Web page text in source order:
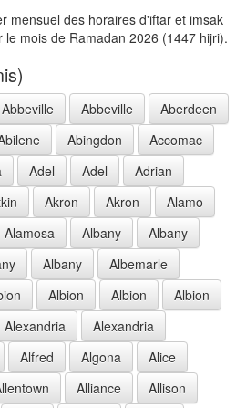
mensuel des horaires d'iftar et imsak
mois de Ramadan 2026 (1447 hijri).
Abbeville Abbeville
Aberdeen
Abingdon
Accomac
Adel Adel
Adrian
Akron Akron
Alamo
Alamosa Albany
Albany
Albany
Albemarle
Albion Albion
Albion
Alexandria
Alexandria
Alfred Algona
Alice
Alliance
Allison